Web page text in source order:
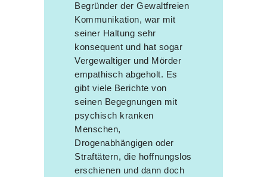
Begründer der Gewaltfreien
Kommunikation, war mit
seiner Haltung sehr
konsequent und hat sogar
Vergewaltiger und Mörder
empathisch abgeholt. Es
gibt viele Berichte von
seinen Begegnungen mit
psychisch kranken
Menschen,
Drogenabhängigen oder
Straftätern, die hoffnungslos
erschienen und dann doch